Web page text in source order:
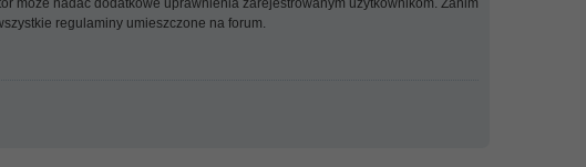
może nadać dodatkowe uprawnienia zarejestrowanym użytkownikom. Zanim
regulaminy umieszczone na forum.